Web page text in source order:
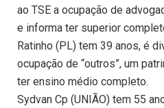
ao TSE a ocupação de
e informa ter superior
Ratinho (PL) tem 39 anos, é
ocupação de “outros”, um
ter ensino médio completo.
Sydvan Cp (UNIÃO) tem 55